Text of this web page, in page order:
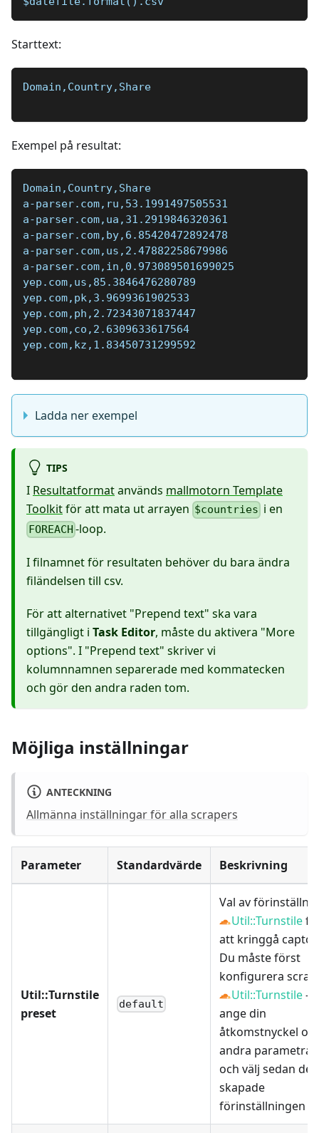
Starttext:
Domain,Country,Share
Exempel på resultat:
Domain,Country,Share
a-parser.com,ru,53.1991497505531
a-parser.com,ua,31.2919846320361
a-parser.com,by,6.85420472892478
a-parser.com,us,2.47882258679986
a-parser.com,in,0.973089501699025
yep.com,us,85.3846476280789
yep.com,pk,3.9699361902533
yep.com,ph,2.72343071837447
yep.com,co,2.6309633617564
yep.com,kz,1.83450731299592
Ladda ner exempel
TIPS
I Resultatformatanvänds mallmotorn Template
Toolkitför att mata ut arrayen $countries i en
FOREACH -loop.
I filnamnet för resultaten behöver du bara ändra
filändelsen till csv.
För att alternativet "Prepend text" ska vara
tillgängligt i Task Editor, måste du aktivera "More
options". I "Prepend text" skriver vi
kolumnnamnen separerade med kommatecken
och gör den andra raden tom.
Möjliga inställningar
ANTECKNING
Allmänna inställningar för alla scrapers
Parameter Standardvärde Beskrivning
Util::Turnstile
preset
default
Val av
Util::Turnstile
att kringgå
Du måste först
konfigurera
Util::Turnstile-
ange din
åtkomstnyckel
andra parametrar,
och välj sedan den
skapade
förinställningen